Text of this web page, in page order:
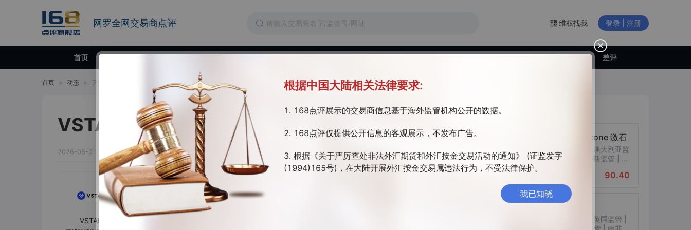
网罗全网交易商点评 维权找我 登录 | 注册
首页 差评
首页 > 动态 > 正文
VSTAR每日美股行情（01/06/2026）
2026-06-01 14:22:42
VSTAR
大盘回顾
交易商排行
Pepperstone 激石
10-15年 | 澳大利亚监
管 | 塞浦路斯监管 | ...
90.40
10-15年 | 英国监管 |
塞浦路斯监管 | 南非...
根据中国大陆相关法律要求:
1. 168点评展示的交易商信息基于海外监管机构公开的数据。
2. 168点评仅提供公开信息的客观展示，不发布广告。
3. 根据《关于严厉查处非法外汇期货和外汇按金交易活动的通知》 (证监发字
(1994)165号)，在大陆开展外汇按金交易属违法行为，不受法律保护。
我已知晓